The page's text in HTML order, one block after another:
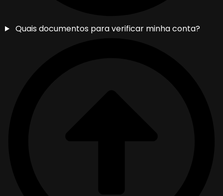
Quais documentos para verificar minha conta?